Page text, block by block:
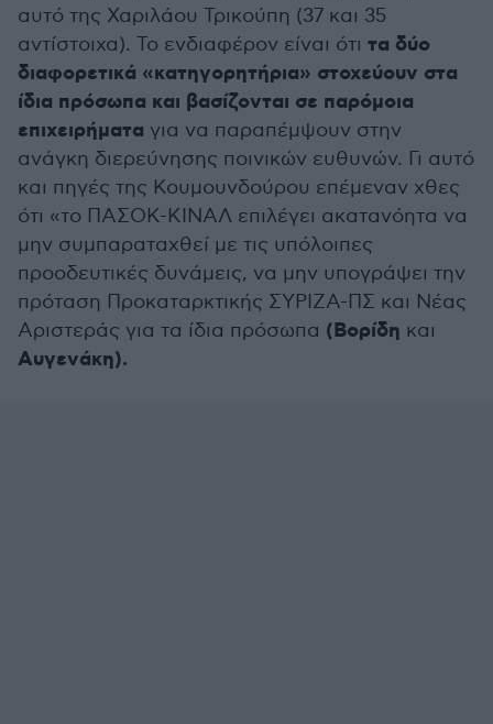
αυτό της Χαριλάου Τρικούπη (37 και 35
αντίστοιχα). Το ενδιαφέρον είναι ότι τα δύο
διαφορετικά «κατηγορητήρια» στοχεύουν στα
ίδια πρόσωπα και βασίζονται σε παρόμοια
επιχειρήματα για να παραπέμψουν στην
ανάγκη διερεύνησης ποινικών ευθυνών. Γι αυτό
και πηγές της Κουμουνδούρου επέμεναν χθες
ότι «το ΠΑΣΟΚ-ΚΙΝΑΛ επιλέγει ακατανόητα να
μην συμπαραταχθεί με τις υπόλοιπες
προοδευτικές δυνάμεις, να μην υπογράψει την
πρόταση Προκαταρκτικής ΣΥΡΙΖΑ-ΠΣ και Νέας
Αριστεράς για τα ίδια πρόσωπα (Βορίδη και
Αυγενάκη).